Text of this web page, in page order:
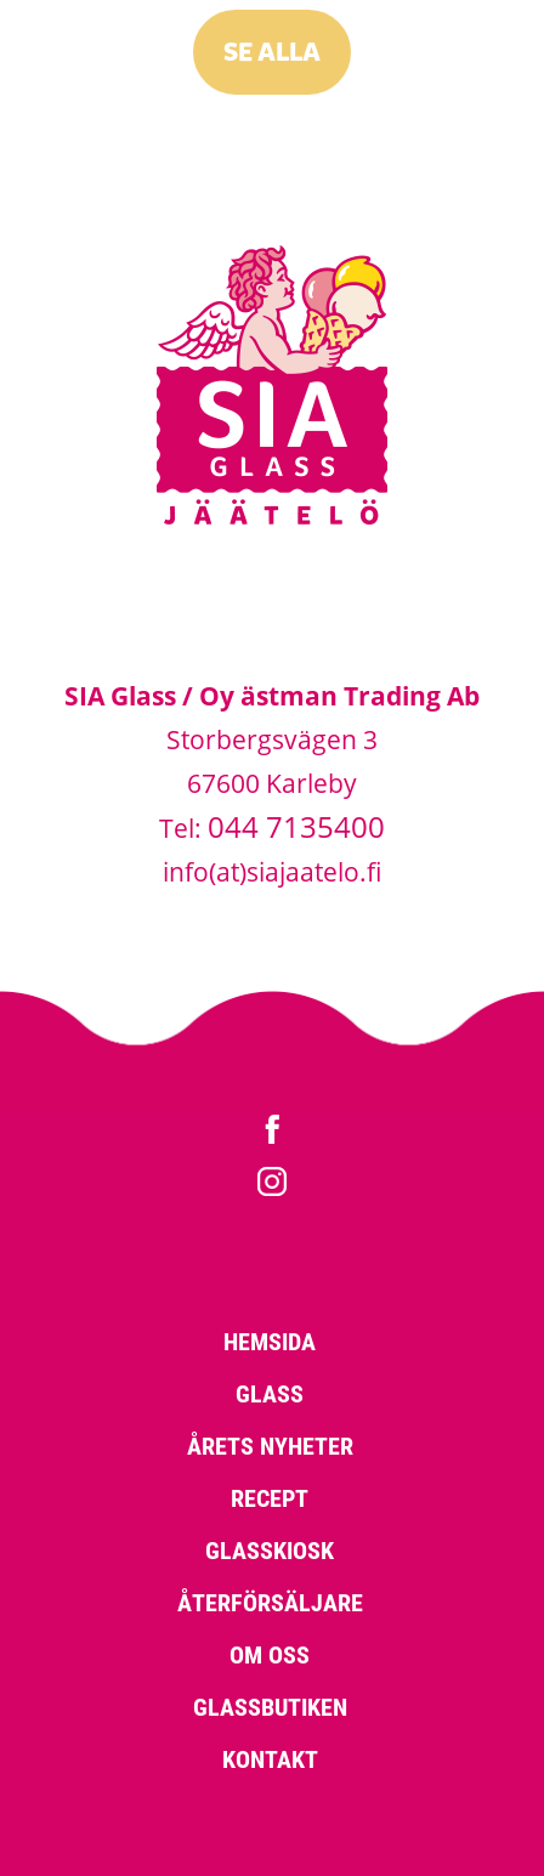
SE ALLA
SIA Glass / Oy ästman Trading Ab
Storbergsvägen 3
67600 Karleby
Tel: 044 7135400
info(at)siajaatelo.fi
HEMSIDA
GLASS
ÅRETS NYHETER
RECEPT
GLASSKIOSK
ÅTERFÖRSÄLJARE
OM OSS
GLASSBUTIKEN
KONTAKT